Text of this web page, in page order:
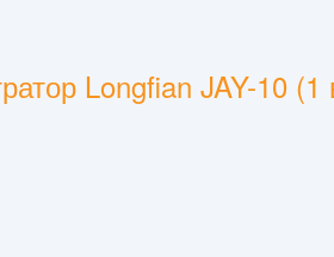
Longfian JAY-10